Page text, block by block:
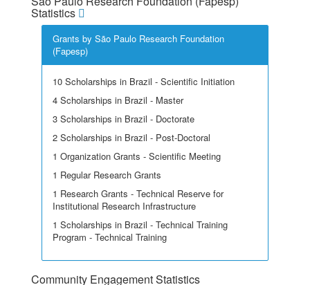
Statistics
Grants by São Paulo Research Foundation
(Fapesp)
10 Scholarships in Brazil - Scientific Initiation
4 Scholarships in Brazil - Master
3 Scholarships in Brazil - Doctorate
2 Scholarships in Brazil - Post-Doctoral
1 Organization Grants - Scientific Meeting
1 Regular Research Grants
1 Research Grants - Technical Reserve for
Institutional Research Infrastructure
1 Scholarships in Brazil - Technical Training
Program - Technical Training
Community Engagement Statistics